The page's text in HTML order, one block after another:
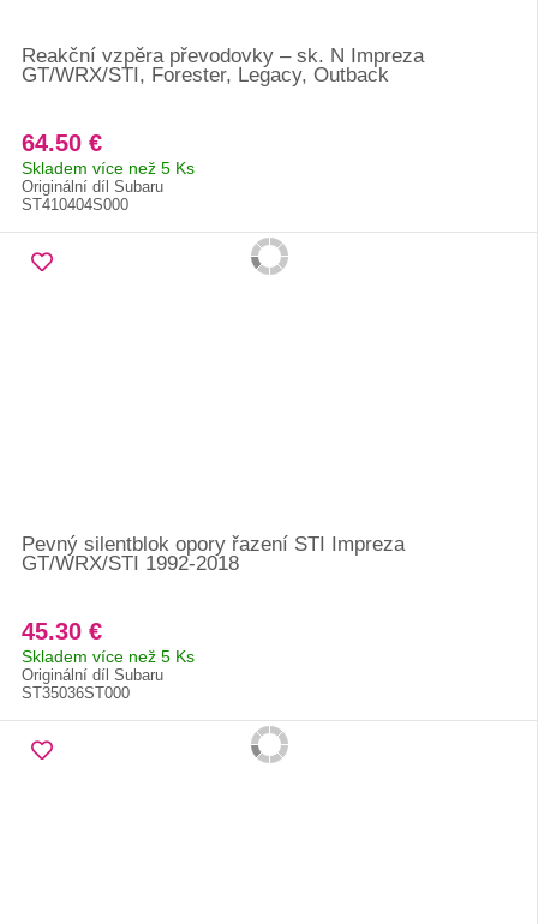
Reakční vzpěra převodovky – sk. N Impreza
GT/WRX/STI, Forester, Legacy, Outback
64.50 €
Skladem více než 5 Ks
Originální díl Subaru
ST410404S000
Pevný silentblok opory řazení STI Impreza
GT/WRX/STI 1992-2018
45.30 €
Skladem více než 5 Ks
Originální díl Subaru
ST35036ST000